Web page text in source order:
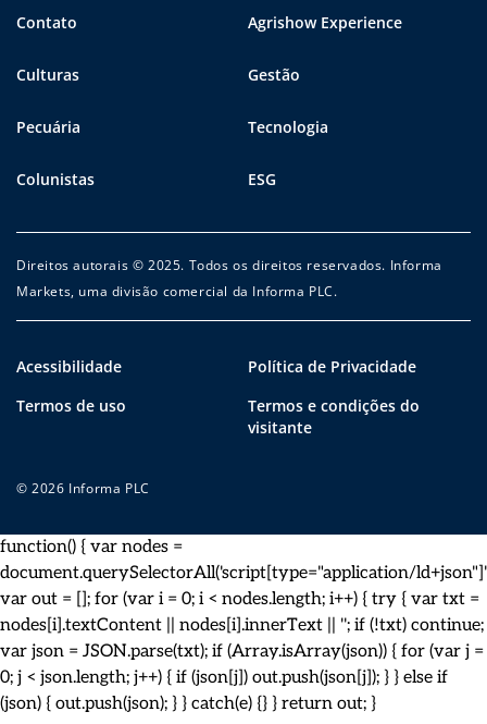
Contato Agrishow Experience
Culturas Gestão
Pecuária Tecnologia
Colunistas ESG
Direitos autorais © 2025. Todos os direitos reservados. Informa
Markets, uma divisão comercial da Informa PLC.
Acessibilidade
Política de Privacidade
Termos de uso
Termos e condições do
visitante
© 2026 Informa PLC
function() { var nodes =
document.querySelectorAll('script[type="application/
var out = []; for (var i = 0; i < nodes.length; i++) { try { var txt =
nodes[i].textContent || nodes[i].innerText || ''; if (!txt) continue;
var json = JSON.parse(txt); if (Array.isArray(json)) { for (var j =
0; j < json.length; j++) { if (json[j]) out.push(json[j]); } } else if
(json) { out.push(json); } } catch(e) {} } return out; }